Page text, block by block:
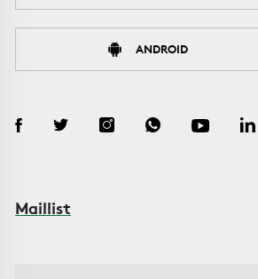
ANDROID
Maillist